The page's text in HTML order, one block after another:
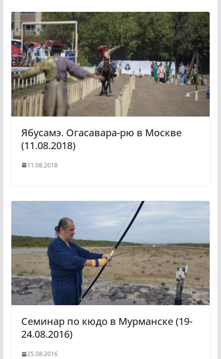
Ябусамэ. Огасавара-рю в Москве
(11.08.2018)
11.08.2018
Семинар по кюдо в Мурманске (19-
24.08.2016)
25.08.2016